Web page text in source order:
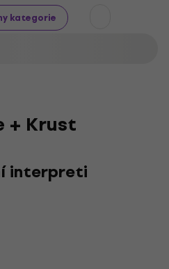
kategorie
+ Krust
interpreti